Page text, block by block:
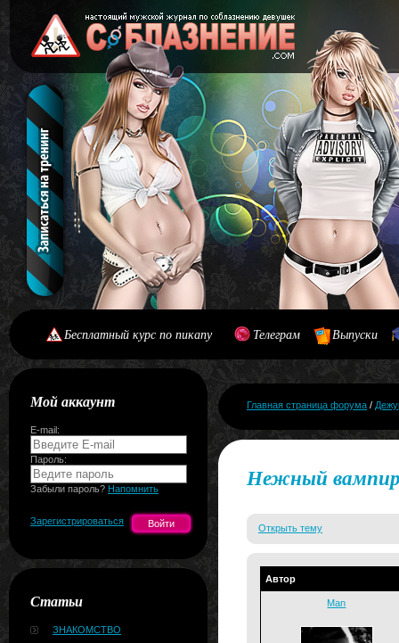
Бесплатный курс по пикапу Телеграм Выпуски
Мой аккаунт
E-mail:
Пароль:
Забыли пароль? Напомнить
Зарегистрироваться
Статьи
ЗНАКОМСТВО
Главная страница форума /
Нежный
Открыть тему
Автор
Man